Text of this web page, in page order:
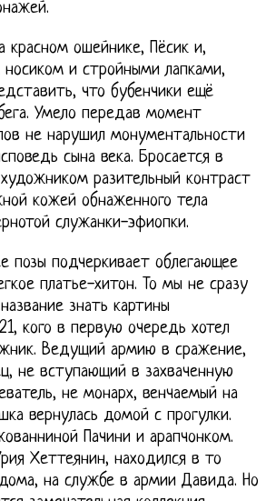
красном ошейнике, Пёсик и,
и стройными лапками,
что бубенчики ещё
Умело передав момент
не нарушил монументальности
сына века. Бросается в
разительный контраст
кожей обнаженного тела
служанки-эфиопки.
позы подчеркивает облегающее
платье-хитон. То мы не сразу
знать картины
кого в первую очередь хотел
Ведущий армию в сражение,
не вступающий в захваченную
не монарх, венчаемый на
вернулась домой с прогулки.
Пачини и арапчонком.
Хеттеянин, находился в то
на службе в армии Давида. Но